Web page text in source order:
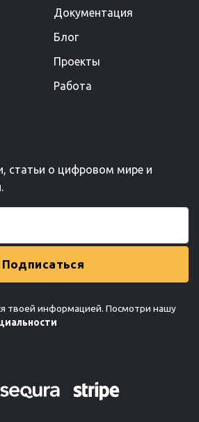
Документация
Блог
Проекты
Работа
статьи о цифровом мире и
Подписаться
твоей информацией. Посмотри нашу